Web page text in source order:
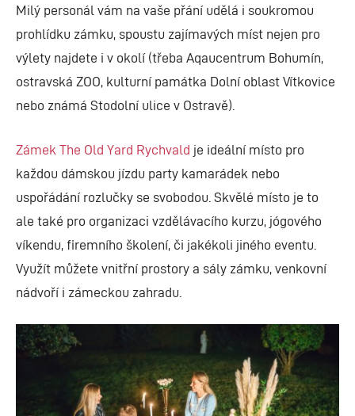
Milý personál vám na vaše přání udělá i soukromou
prohlídku zámku, spoustu zajímavých míst nejen pro
výlety najdete i v okolí (třeba Aqaucentrum Bohumín,
ostravská ZOO, kulturní památka Dolní oblast Vítkovice
nebo známá Stodolní ulice v Ostravě).
Zámek The Old Yard Rychvald je ideální místo pro
každou dámskou jízdu party kamarádek nebo
uspořádání rozlučky se svobodou. Skvělé místo je to
ale také pro organizaci vzdělávacího kurzu, jógového
víkendu, firemního školení, či jakékoli jiného eventu.
Využít můžete vnitřní prostory a sály zámku, venkovní
nádvoří i zámeckou zahradu.